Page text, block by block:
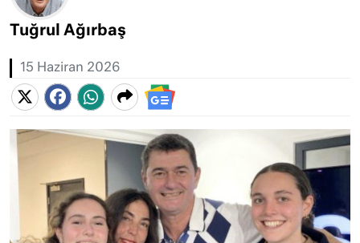
Tuğrul Ağırbaş
15 Haziran 2026